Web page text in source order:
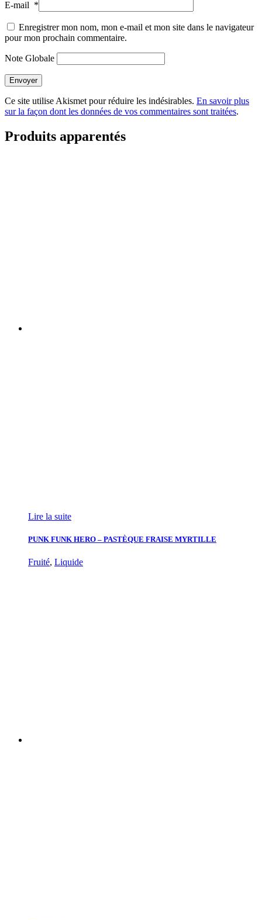
E-mail *
Enregistrer mon nom, mon e-mail et mon site dans le navigateur
pour mon prochain commentaire.
Note Globale
Envoyer
Ce site utilise Akismet pour réduire les indésirables. En savoir plus
sur la façon dont les données de vos commentaires sont traitées.
Produits apparentés
Lire la suite
PUNK FUNK HERO – PASTÈQUE FRAISE MYRTILLE
Fruité, Liquide